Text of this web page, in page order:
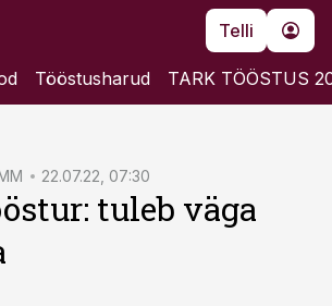
Telli
Tööstusharud TARK TÖÖSTUS
22.07.22, 07:30
tuleb väga